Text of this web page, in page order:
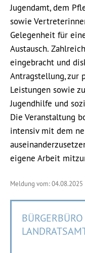
Jugendamt, dem
sowie
Gelegenheit für
Austausch.
eingebracht und
Antragstellung, zur
Leistungen sowie
Jugendhilfe und
Die Veranstaltung
intensiv mit dem
eigene Arbeit
Meldung vom: 04.08.2025
BÜRGERBÜRO